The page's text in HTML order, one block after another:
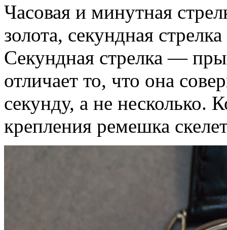
Часовая и минутная
золота, секундная
Секундная стрелка —
отличает то, что она
секунду, а не несколько.
крепления ремешка